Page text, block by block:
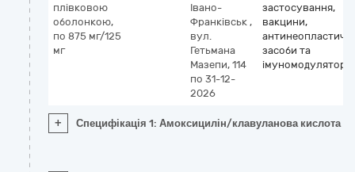
плівковою
оболонкою,
по 875 мг/125
мг
Івано-
Франківськ ,
вул.
Гетьмана
Мазепи, 114
по 31-12-
2026
застосування,
вакцини,
антинеопластичні
засоби та
імуномодулятори
+ Специфікація 1: Амоксицилін/клавуланова кислота